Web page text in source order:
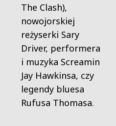
The Clash),
nowojorskiej
reżyserki Sary
Driver, performera
i muzyka Screamin
Jay Hawkinsa, czy
legendy bluesa
Rufusa Thomasa.